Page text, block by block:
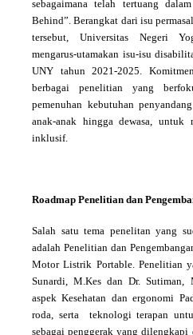
sebagaimana telah tertuang
Behind”. Berangkat dari isu
tersebut, Universitas Negeri
mengarus-utamakan isu-isu
UNY tahun 2021-2025.
berbagai penelitian yang
pemenuhan kebutuhan
anak-anak hingga dewasa,
inklusif.
Roadmap Penelitian dan
Salah satu tema penelitan yang
adalah Penelitian dan
Motor Listrik Portable. Penelitian
Sunardi, M.Kes dan Dr. Sutiman,
aspek Kesehatan dan ergonomi
roda, serta teknologi terapan
sebagai penggerak yang dilengkapi